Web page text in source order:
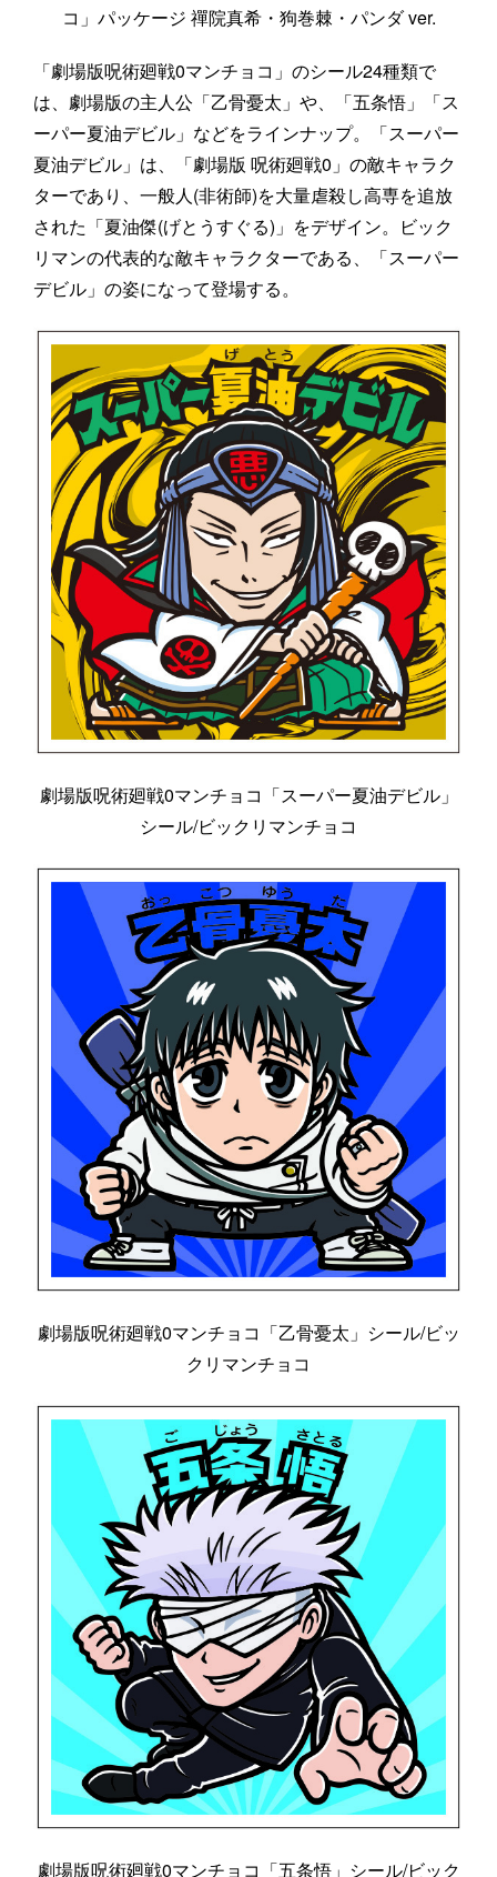
コ」パッケージ 禪院真希・狗巻棘・パンダ ver.
「劇場版呪術廻戦0マンチョコ」のシール24種類で
は、劇場版の主人公「乙骨憂太」や、「五条悟」「ス
ーパー夏油デビル」などをラインナップ。「スーパー
夏油デビル」は、「劇場版 呪術廻戦0」の敵キャラク
ターであり、一般人(非術師)を大量虐殺し高専を追放
された「夏油傑(げとうすぐる)」をデザイン。ビック
リマンの代表的な敵キャラクターである、「スーパー
デビル」の姿になって登場する。
劇場版呪術廻戦0マンチョコ「スーパー夏油デビル」
シール/ビックリマンチョコ
劇場版呪術廻戦0マンチョコ「乙骨憂太」シール/ビッ
クリマンチョコ
劇場版呪術廻戦0マンチョコ「五条悟」シール/ビック